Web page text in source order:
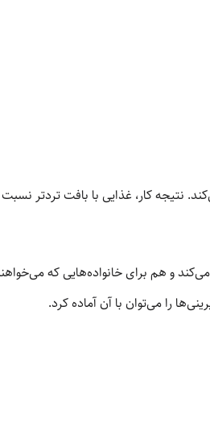
نتیجه کار، غذایی با بافت تردتر
و هم برای خانواده‌هایی که
را می‌توان با آن آماده کرد.